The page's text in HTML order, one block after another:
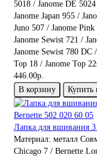
5018 / Janome DE
Janome Japan 955 /
Juno 507 / Janome
Janome Sewist 721 /
Janome Sewist 780 DC
Top 18 / Janome Top
446.00р.
В корзину
Купить
Лапка для вшивания
Материал: металл
Chicago 7 / Bernette